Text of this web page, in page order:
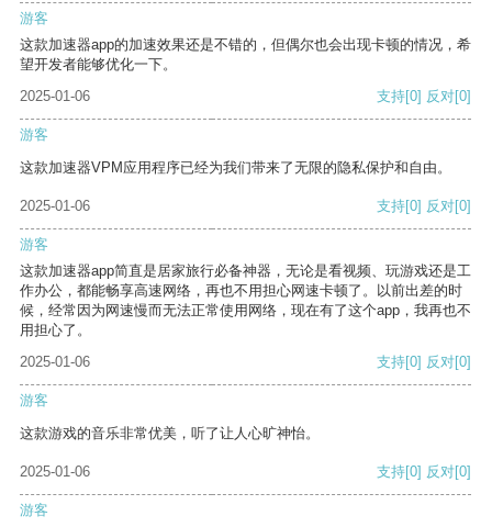
游客
这款加速器app的加速效果还是不错的，但偶尔也会出现卡顿的情况，希
望开发者能够优化一下。
2025-01-06
支持[0] 反对[0]
游客
这款加速器VPM应用程序已经为我们带来了无限的隐私保护和自由。
2025-01-06 支持[0] 反对[0]
游客
这款加速器app简直是居家旅行必备神器，无论是看视频、玩游戏还是工
作办公，都能畅享高速网络，再也不用担心网速卡顿了。以前出差的时
候，经常因为网速慢而无法正常使用网络，现在有了这个app，我再也不
用担心了。
2025-01-06
支持[0] 反对[0]
游客
这款游戏的音乐非常优美，听了让人心旷神怡。
2025-01-06 支持[0] 反对[0]
游客